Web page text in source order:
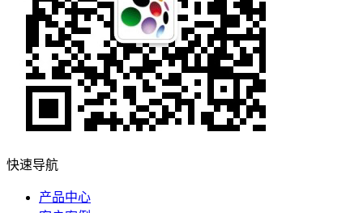
快速导航
产品中心